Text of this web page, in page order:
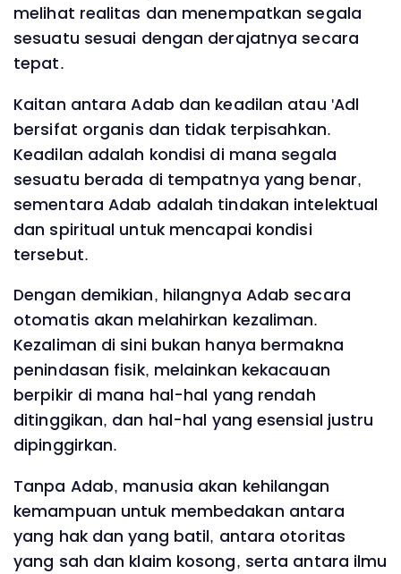
melihat realitas dan menempatkan segala
sesuatu sesuai dengan derajatnya secara
tepat.
Kaitan antara Adab dan keadilan atau 'Adl
bersifat organis dan tidak terpisahkan.
Keadilan adalah kondisi di mana segala
sesuatu berada di tempatnya yang benar,
sementara Adab adalah tindakan intelektual
dan spiritual untuk mencapai kondisi
tersebut.
Dengan demikian, hilangnya Adab secara
otomatis akan melahirkan kezaliman.
Kezaliman di sini bukan hanya bermakna
penindasan fisik, melainkan kekacauan
berpikir di mana hal-hal yang rendah
ditinggikan, dan hal-hal yang esensial justru
dipinggirkan.
Tanpa Adab, manusia akan kehilangan
kemampuan untuk membedakan antara
yang hak dan yang batil, antara otoritas
yang sah dan klaim kosong, serta antara ilmu